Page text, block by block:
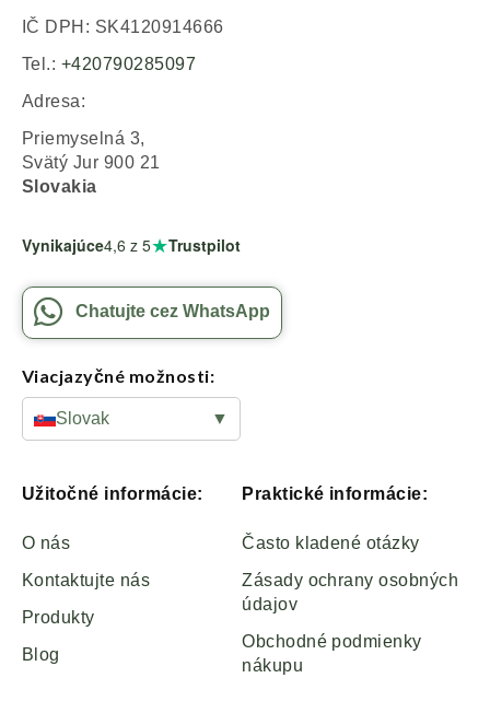
IČ DPH: SK4120914666
Tel.: +420790285097
Adresa:
Priemyselná 3,
Svätý Jur 900 21
Slovakia
Vynikajúce4,6 z 5★Trustpilot
Chatujte cez WhatsApp
Viacjazyčné možnosti:
Slovak ▼
Užitočné informácie:
O nás
Kontaktujte nás
Produkty
Blog
Praktické informácie:
Často kladené otázky
Zásady ochrany osobných
údajov
Obchodné podmienky
nákupu